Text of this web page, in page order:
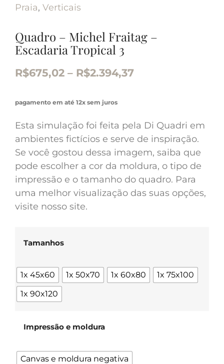
Praia, Verticais
Quadro – Michel Fraitag –
Escadaria Tropical 3
R$675,02 – R$2.394,37
pagamento em até 12x sem juros
Esta simulação foi feita pela Di Quadri em
ambientes fictícios e serve de inspiração.
Se você gostou dessa imagem, saiba que
pode escolher a cor da moldura, o tipo de
impressão e o tamanho do quadro. Para
uma melhor visualização das suas opções,
visite nosso site.
Tamanhos
1x 45x60 1x 50x70 1x 60x80
1x 75x100
1x 90x120
Impressão e moldura
Canvas e moldura negativa